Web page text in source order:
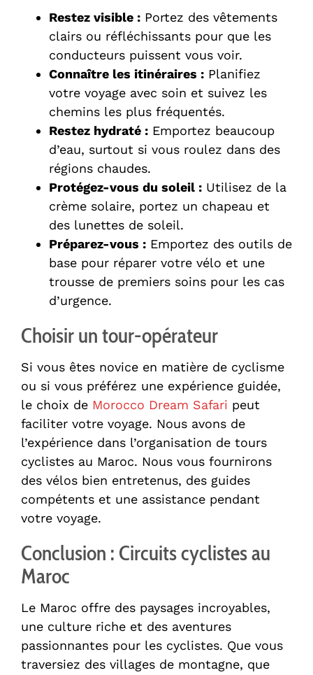
Restez visible : Portez des vêtements
clairs ou réfléchissants pour que les
conducteurs puissent vous voir.
Connaître les itinéraires : Planifiez
votre voyage avec soin et suivez les
chemins les plus fréquentés.
Restez hydraté : Emportez beaucoup
d’eau, surtout si vous roulez dans des
régions chaudes.
Protégez-vous du soleil : Utilisez de la
crème solaire, portez un chapeau et
des lunettes de soleil.
Préparez-vous : Emportez des outils de
base pour réparer votre vélo et une
trousse de premiers soins pour les cas
d’urgence.
Choisir un tour-opérateur
Si vous êtes novice en matière de cyclisme
ou si vous préférez une expérience guidée,
le choix de Morocco Dream Safari peut
faciliter votre voyage. Nous avons de
l’expérience dans l’organisation de tours
cyclistes au Maroc. Nous vous fournirons
des vélos bien entretenus, des guides
compétents et une assistance pendant
votre voyage.
Conclusion : Circuits cyclistes au
Maroc
Le Maroc offre des paysages incroyables,
une culture riche et des aventures
passionnantes pour les cyclistes. Que vous
traversiez des villages de montagne, que